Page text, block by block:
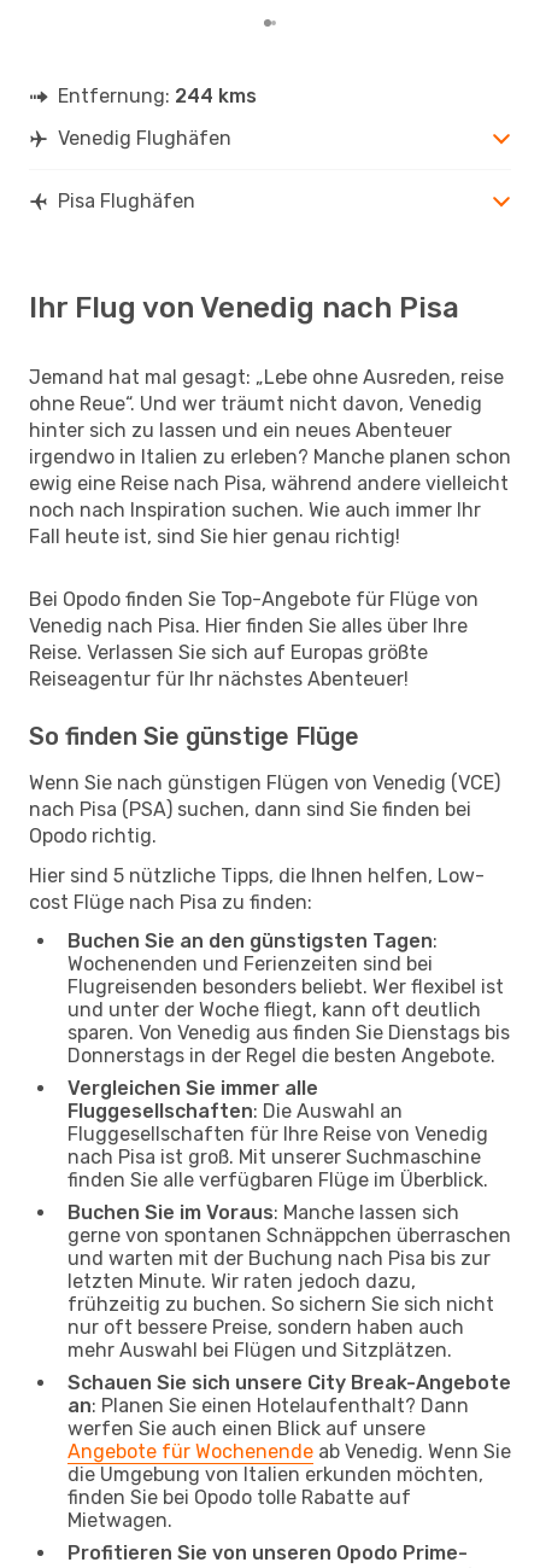
Entfernung: 244 kms
Venedig Flughäfen
Pisa Flughäfen
Ihr Flug von Venedig nach Pisa
Jemand hat mal gesagt: „Lebe ohne Ausreden, reise
ohne Reue“. Und wer träumt nicht davon, Venedig
hinter sich zu lassen und ein neues Abenteuer
irgendwo in Italien zu erleben? Manche planen schon
ewig eine Reise nach Pisa, während andere vielleicht
noch nach Inspiration suchen. Wie auch immer Ihr
Fall heute ist, sind Sie hier genau richtig!
Bei Opodo finden Sie Top-Angebote für Flüge von
Venedig nach Pisa. Hier finden Sie alles über Ihre
Reise. Verlassen Sie sich auf Europas größte
Reiseagentur für Ihr nächstes Abenteuer!
So finden Sie günstige Flüge
Wenn Sie nach günstigen Flügen von Venedig (VCE)
nach Pisa (PSA) suchen, dann sind Sie finden bei
Opodo richtig.
Hier sind 5 nützliche Tipps, die Ihnen helfen, Low-
cost Flüge nach Pisa zu finden:
Buchen Sie an den günstigsten Tagen:
Wochenenden und Ferienzeiten sind bei
Flugreisenden besonders beliebt. Wer flexibel ist
und unter der Woche fliegt, kann oft deutlich
sparen. Von Venedig aus finden Sie Dienstags bis
Donnerstags in der Regel die besten Angebote.
Vergleichen Sie immer alle
Fluggesellschaften: Die Auswahl an
Fluggesellschaften für Ihre Reise von Venedig
nach Pisa ist groß. Mit unserer Suchmaschine
finden Sie alle verfügbaren Flüge im Überblick.
Buchen Sie im Voraus: Manche lassen sich
gerne von spontanen Schnäppchen überraschen
und warten mit der Buchung nach Pisa bis zur
letzten Minute. Wir raten jedoch dazu,
frühzeitig zu buchen. So sichern Sie sich nicht
nur oft bessere Preise, sondern haben auch
mehr Auswahl bei Flügen und Sitzplätzen.
Schauen Sie sich unsere City Break-Angebote
an: Planen Sie einen Hotelaufenthalt? Dann
werfen Sie auch einen Blick auf unsere
Angebote für Wochenende ab Venedig. Wenn Sie
die Umgebung von Italien erkunden möchten,
finden Sie bei Opodo tolle Rabatte auf
Mietwagen.
Profitieren Sie von unseren Opodo Prime-